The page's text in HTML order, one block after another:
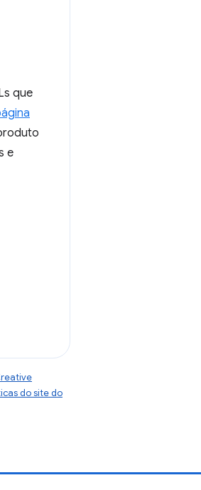
que
e
do site do